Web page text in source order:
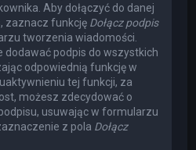
Aby dołączyć do danej
zaznacz funkcję Dołącz podpis
tworzenia wiadomości.
dodawać podpis do wszystkich
odpowiednią funkcję w
tej funkcji, za
możesz zdecydować o
usuwając w formularzu
z pola Dołącz